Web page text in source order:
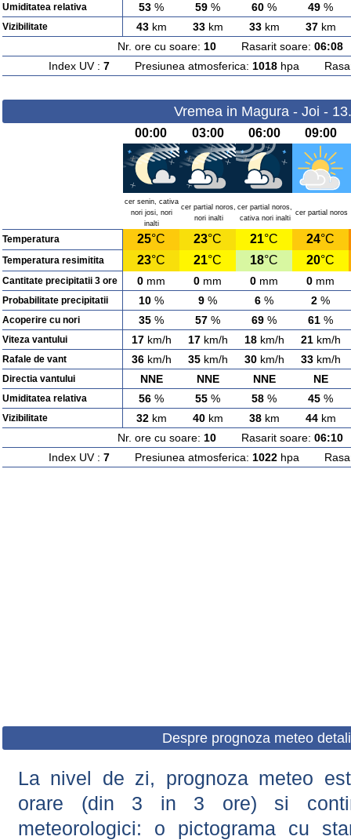
Umiditatea relativa 53 % 59 % 60 % 49 %
Vizibilitate 43km 33km 33km 37km
Nr. ore cu soare: 10Rasarit soare: 06:08
Index UV : 7Presiunea atmosferica: 1018hpa
Vremea in Magura - Joi -
00:00 03:00 06:00 09:00
cer senin, cativa
nori josi, nori
inalti
cer partial noros,
nori inalti
cer partial noros,
cativa nori inalti
cer partial noros
Temperatura 25°C 23°C 21°C 24°C
Temperatura resimitita 23°C 21°C 18°C 20°C
Cantitate precipitatii 3 ore 0 mm 0 mm 0 mm 0 mm
Probabilitate precipitatii 10 % 9 % 6 % 2 %
Acoperire cu nori 35 % 57 % 69 % 61 %
Viteza vantului 17km/h 17km/h 18km/h 21km/h
Rafale de vant 36km/h 35km/h 30km/h 33km/h
Directia vantului NNE NNE NNE NE
Umiditatea relativa 56 % 55 % 58 % 45 %
Vizibilitate 32km 40km 38km 44km
Nr. ore cu soare: 10Rasarit soare: 06:10
Index UV : 7Presiunea atmosferica: 1022hpa
Despre prognoza meteo
La nivel de zi, prognoza meteo
orare (din 3 in 3 ore) si
meteorologici: o pictograma cu